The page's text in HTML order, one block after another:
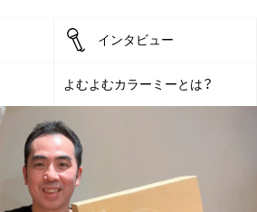
インタビュー
よむよむカラーミーとは？